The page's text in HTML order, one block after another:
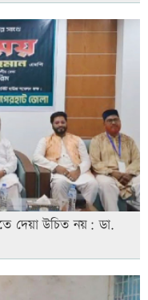
দেয়া উচিত নয়: ডা.